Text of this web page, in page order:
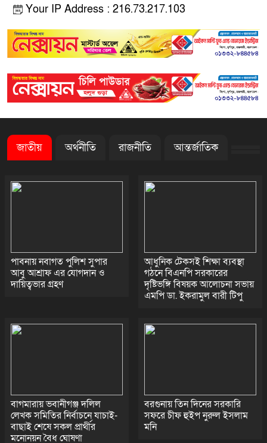
বরেন্দ্র বহুমুখী উন্নয়ন কর্তৃপক্ষ
(বিএমডিএ)-এর পরিচালনা বোর্ডের
সদস্য হলেন শফিকুল আলম সমাপ্ত
দুর্গাপুরে ঝালুকা ইউনিয়ন পরিদর্শন
করলেন ইউএনও উম্মে হাবিবা
Your IP Address : 216.73.217.103
জাতীয় অর্থনীতি রাজনীতি আন্তর্জাতিক
পাবনায় নবাগত পুলিশ সুপার
আবু আশ্রাফ এর যোগদান ও
দায়িত্বভার গ্রহণ
আধুনিক টেকসই শিক্ষা ব্যবস্থা
গঠনে বিএনপি সরকারের
দৃষ্টিভঙ্গি বিষয়ক আলোচনা সভায়
এমপি ডা. ইকরামুল বারী টিপু
বাগমারায় ভবানীগঞ্জ দলিল
লেখক সমিতির নির্বাচনে যাচাই-
বাছাই শেষে সকল প্রার্থীর
মনোনয়ন বৈধ ঘোষণা
বরগুনায় তিন দিনের সরকারি
সফরে চীফ হুইপ নুরুল ইসলাম
মনি